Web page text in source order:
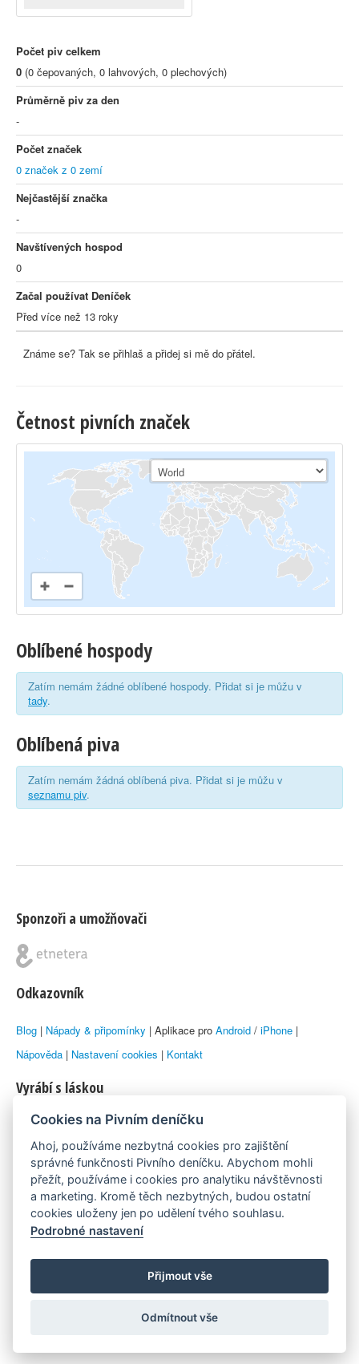
Počet piv celkem
0 (0 čepovaných, 0 lahvových, 0 plechových)
Průměrně piv za den
-
Počet značek
0 značek z 0 zemí
Nejčastější značka
-
Navštívených hospod
0
Začal používat Deníček
Před více než 13 roky
Známe se? Tak se přihlaš a přidej si mě do přátel.
Četnost pivních značek
Oblíbené hospody
Zatím nemám žádné oblíbené hospody. Přidat si je můžu v
tady.
Oblíbená piva
Zatím nemám žádná oblíbená piva. Přidat si je můžu v
seznamu piv.
Sponzoři a umožňovači
Odkazovník
Blog | Nápady & připomínky | Aplikace pro Android / iPhone |
Nápověda | Nastavení cookies | Kontakt
Vyrábí s láskou
© 2010–2026 byLukáš Zemanaka Emka
Máme rádi
Pivní.info
Poznámka pod čarou
Pivní deníček je nezávislý zdroj, který není spjat s žádným
konkrétním pivovarem ani restaurací. Názory uživatelů nemusí nutně
reprezentovat názory tvůrců Deníčku.
Cookies na Pivním deníčku
Ahoj, používáme nezbytná cookies pro zajištění
správné funkčnosti Pivního deníčku. Abychom mohli
přežít, používáme i cookies pro analytiku návštěvnosti
a marketing. Kromě těch nezbytných, budou ostatní
cookies uloženy jen po udělení tvého souhlasu.
Podrobné nastavení
Přijmout vše
Odmítnout vše